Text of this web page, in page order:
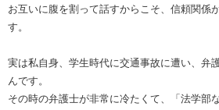
お互いに腹を割って話すからこそ、信頼関係
す。
実は私自身、学生時代に交通事故に遭い、弁
んです。
その時の弁護士が非常に冷たくて、「法学部